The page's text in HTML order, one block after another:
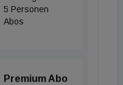
5 Personen
Abos
Premium Abo